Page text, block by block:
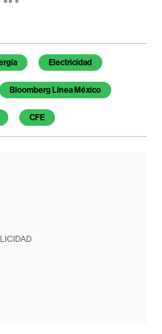
Electricidad
Bloomberg Línea México
CFE